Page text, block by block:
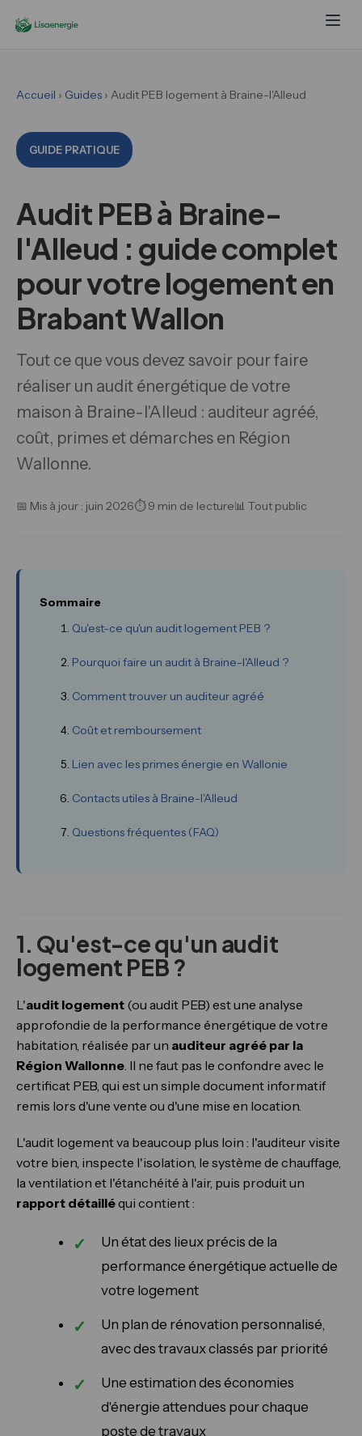
Accueil › Guides › Audit PEB logement à Braine-l'Alleud
GUIDE PRATIQUE
Audit PEB à Braine-
l'Alleud : guide complet
pour votre logement en
Brabant Wallon
Tout ce que vous devez savoir pour faire
réaliser un audit énergétique de votre
maison à Braine-l'Alleud : auditeur agréé,
coût, primes et démarches en Région
Wallonne.
📅 Mis à jour : juin 2026⏱ 9 min de lecture📊 Tout public
Sommaire
Qu'est-ce qu'un audit logement PEB ?
Pourquoi faire un audit à Braine-l'Alleud ?
Comment trouver un auditeur agréé
Coût et remboursement
Lien avec les primes énergie en Wallonie
Contacts utiles à Braine-l'Alleud
Questions fréquentes (FAQ)
1. Qu'est-ce qu'un audit
logement PEB ?
L'audit logement (ou audit PEB) est une analyse
approfondie de la performance énergétique de votre
habitation, réalisée par un auditeur agréé par la
Région Wallonne. Il ne faut pas le confondre avec le
certificat PEB, qui est un simple document informatif
remis lors d'une vente ou d'une mise en location.
L'audit logement va beaucoup plus loin : l'auditeur visite
votre bien, inspecte l'isolation, le système de chauffage,
la ventilation et l'étanchéité à l'air, puis produit un
rapport détailléqui contient :
Un état des lieux précis de la
performance énergétique actuelle de
votre logement
Un plan de rénovation personnalisé,
avec des travaux classés par priorité
Une estimation des économies
d'énergie attendues pour chaque
poste de travaux